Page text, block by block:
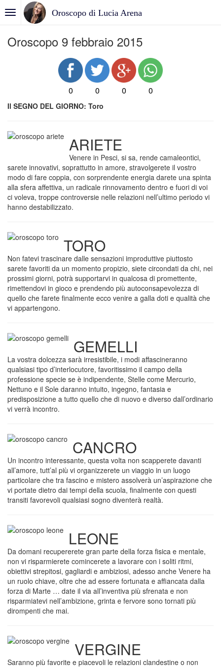
Oroscopo di Lucia Arena
Oroscopo 9 febbraio 2015
0 0 0 0
Il SEGNO DEL GIORNO: Toro
ARIETE
Venere in Pesci, si sa, rende camaleontici,
sarete innovativi, soprattutto in amore, stravolgerete il vostro
modo di fare coppia, con sorprendente energia darete una spinta
alla sfera affettiva, un radicale rinnovamento dentro e fuori di voi
ci voleva, troppe controversie nelle relazioni nell’ultimo periodo vi
hanno destabilizzato.
TORO
Non fatevi trascinare dalle sensazioni improduttive piuttosto
sarete favoriti da un momento propizio, siete circondati da chi, nei
prossimi giorni, potrà supportarvi in qualcosa di promettente,
rimettendovi in gioco e prendendo più autoconsapevolezza di
quello che farete finalmente ecco venire a galla doti e qualità che
vi appartengono.
GEMELLI
La vostra dolcezza sarà irresistibile, i modi affascineranno
qualsiasi tipo d’interlocutore, favoritissimo il campo della
professione specie se è indipendente, Stelle come Mercurio,
Nettuno e il Sole daranno intuito, ingegno, fantasia e
predisposizione a tutto quello che di nuovo e diverso dall’ordinario
vi verrà incontro.
CANCRO
Un incontro interessante, questa volta non scapperete davanti
all’amore, tutt’al più vi organizzerete un viaggio in un luogo
particolare che tra fascino e mistero assolverà un’aspirazione che
vi portate dietro dai tempi della scuola, finalmente con questi
transiti favorevoli qualsiasi sogno diventerà realtà.
LEONE
Da domani recupererete gran parte della forza fisica e mentale,
non vi risparmierete comincerete a lavorare con i soliti ritmi,
obiettivi strepitosi, gagliardi e ambiziosi, adesso anche Venere ha
un ruolo chiave, oltre che ad essere fortunata e affiancata dalla
forza di Marte … date il via all’inventiva più sfrenata e non
risparmiatevi nell’ambizione, grinta e fervore sono tornati più
dirompenti che mai.
VERGINE
Saranno più favorite e piacevoli le relazioni clandestine o non